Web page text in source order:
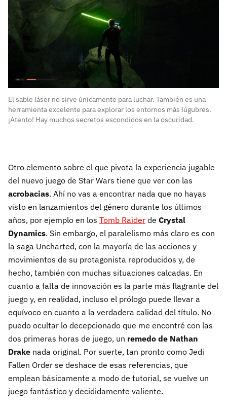
El sable láser no sirve únicamente para luchar. También es una
herramienta excelente para explorar los entornos más lúgubres.
¡Atento! Hay muchos secretos escondidos en la oscuridad.
Otro elemento sobre el que pivota la experiencia jugable
del nuevo juego de Star Wars tiene que ver con las
acrobacias. Ahí no vas a encontrar nada que no hayas
visto en lanzamientos del género durante los últimos
años, por ejemplo en los Tomb Raider de Crystal
Dynamics. Sin embargo, el paralelismo más claro es con
la saga Uncharted, con la mayoría de las acciones y
movimientos de su protagonista reproducidos y, de
hecho, también con muchas situaciones calcadas. En
cuanto a falta de innovación es la parte más flagrante del
juego y, en realidad, incluso el prólogo puede llevar a
equívoco en cuanto a la verdadera calidad del título. No
puedo ocultar lo decepcionado que me encontré con las
dos primeras horas de juego, un remedo de Nathan
Drake nada original. Por suerte, tan pronto como Jedi
Fallen Order se deshace de esas referencias, que
emplean básicamente a modo de tutorial, se vuelve un
juego fantástico y decididamente valiente.